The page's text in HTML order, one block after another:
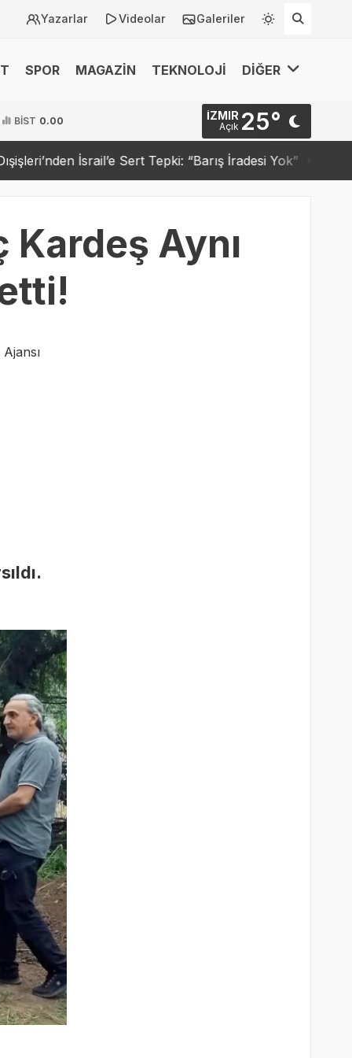
Yazarlar Videolar Galeriler
SPOR MAGAZİN TEKNOLOJİ DİĞER
BİST 0.00 İZMIR
Açık 25°
Sert Tepki: “Barış İradesi Yok” Trump “Tarihi
Kardeş Aynı